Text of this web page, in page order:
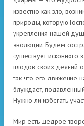
известно как зло,
природы, которую
укрепления нашей
эволюции. Будем
существует исконного
плодов своих деяний
так что его движение
блуждает,
Нужно ли избегать
Мир есть щедрое